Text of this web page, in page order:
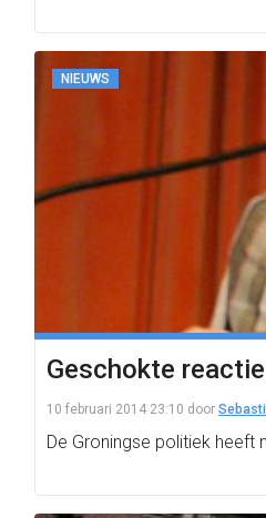
NIEUWS
Geschokte
10 februari 2014 23:10 door
De Groningse politiek